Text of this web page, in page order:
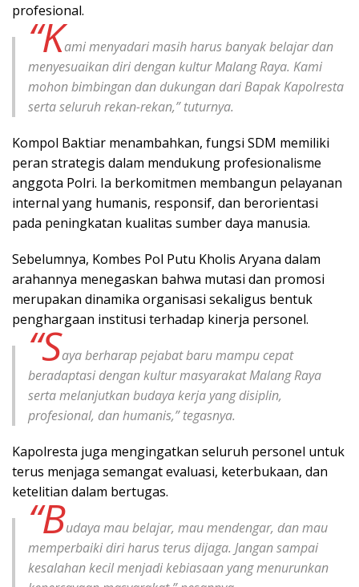
profesional.
“Kami menyadari masih harus banyak belajar dan
menyesuaikan diri dengan kultur Malang Raya. Kami
mohon bimbingan dan dukungan dari Bapak Kapolresta
serta seluruh rekan-rekan,” tuturnya.
Kompol Baktiar menambahkan, fungsi SDM memiliki
peran strategis dalam mendukung profesionalisme
anggota Polri. Ia berkomitmen membangun pelayanan
internal yang humanis, responsif, dan berorientasi
pada peningkatan kualitas sumber daya manusia.
Sebelumnya, Kombes Pol Putu Kholis Aryana dalam
arahannya menegaskan bahwa mutasi dan promosi
merupakan dinamika organisasi sekaligus bentuk
penghargaan institusi terhadap kinerja personel.
“Saya berharap pejabat baru mampu cepat
beradaptasi dengan kultur masyarakat Malang Raya
serta melanjutkan budaya kerja yang disiplin,
profesional, dan humanis,” tegasnya.
Kapolresta juga mengingatkan seluruh personel untuk
terus menjaga semangat evaluasi, keterbukaan, dan
ketelitian dalam bertugas.
“Budaya mau belajar, mau mendengar, dan mau
memperbaiki diri harus terus dijaga. Jangan sampai
kesalahan kecil menjadi kebiasaan yang menurunkan